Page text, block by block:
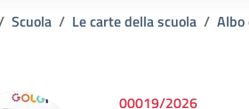
Scuola Le carte della scuola Albo
00019/2026